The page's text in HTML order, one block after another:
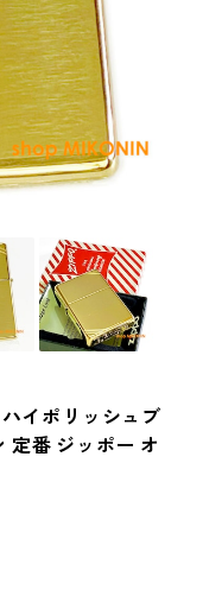
イポリッシュブ
定番 ジッポー オ